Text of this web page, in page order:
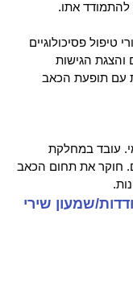
להתמודד אתו.
טיפול פסיכולוגיים
והצגת הגישות
עם תופעת הכאב
עובד במחלקת
חוקר את תחום הכאב
שמעון שירי